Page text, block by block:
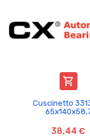

Cuscinetto
38,44 €